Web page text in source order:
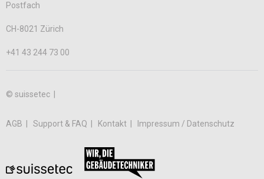
Postfach
CH-8021 Zürich
+41 43 244 73 00
© suissetec |
AGB Support & FAQ Kontakt Impressum / Datenschutz